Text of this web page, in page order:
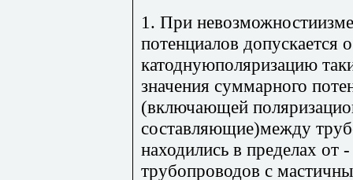
1. При
потенциалов допускается
катоднуюполяризацию
значения суммарного
(включающей
составляющие)между
находились в пределах
трубопроводов с